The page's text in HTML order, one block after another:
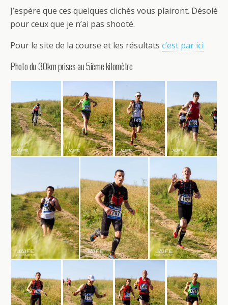
J’espère que ces quelques clichés vous plairont. Désolé
pour ceux que je n’ai pas shooté.
Pour le site de la course et les résultats c’est par ici
Photo du 30km prises au 5ième kilomètre